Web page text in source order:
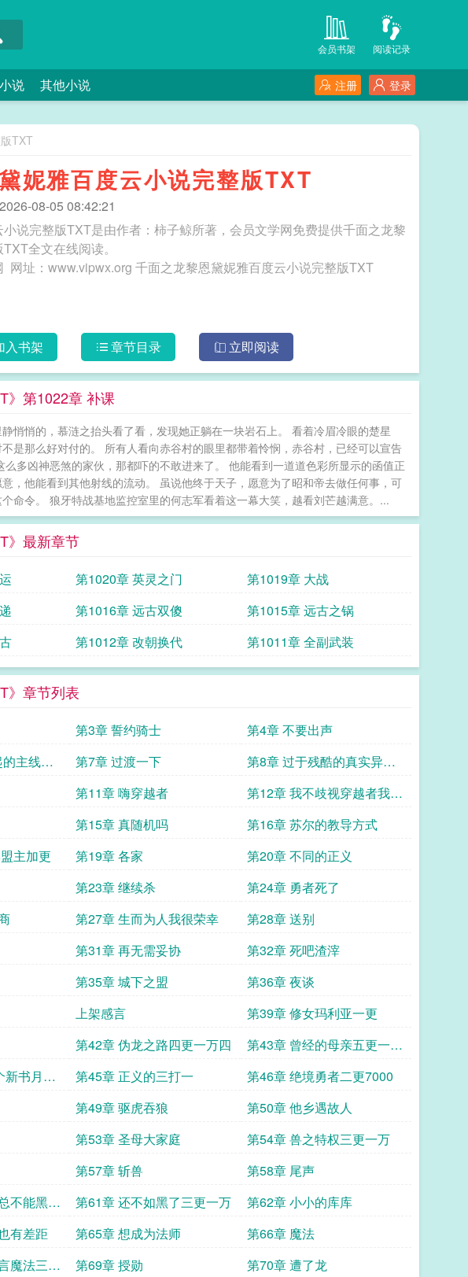
阅读记录
会员书架
说 其他小说 登录
注册
TXT
妮雅百度云小说完整版TXT
08-05 08:42:21
说完整版TXT是由作者：柿子鲸所著，会员文学网免费提供千面之龙黎
全文在线阅读。
三秒记住本站：会员文学网 网址：www.vipwx.org 千面之龙黎恩黛妮雅百度云小说完整版TXT
入书架 章节目录 立即阅读
》第1022章 补课
悄悄的，慕涟之抬头看了看，发现她正躺在一块岩石上。 看着冷眉冷眼的楚星
是那么好对付的。 所有人看向赤谷村的眼里都带着怜悯，赤谷村，已经可以宣告
多凶神恶煞的家伙，那都吓的不敢进来了。 他能看到一道道色彩所显示的函值正
，他能看到其他射线的流动。 虽说他终于天子，愿意为了昭和帝去做任何事，可
命令。 狼牙特战基地监控室里的何志军看着这一幕大笑，越看刘芒越满意。...
》最新章节
第1020章 英灵之门
第1019章 大战
第1016章 远古双傻
第1015章 远古之锅
第1012章 改朝换代 第1011章 全副武装
》章节列表
第3章 誓约骑士
第4章 不要出声
主线任
第7章 过渡一下
第8章 过于残酷的真实异世
界盟主加更
第11章 嗨穿越者
第12章 我不歧视穿越者我只
是讨厌李恩肃
第15章 真随机吗
第16章 苏尔的教导方式
主加更 第19章 各家
第20章 不同的正义
第23章 继续杀
第24章 勇者死了
第27章 生而为人我很荣幸
第28章 送别
第31章 再无需妥协
第32章 死吧渣滓
第35章 城下之盟
第36章 夜谈
上架感言
第39章 修女玛利亚一更
第42章 伪龙之路四更一万四
第43章 曾经的母亲五更一万
七
新书月票
第45章 正义的三打一
第46章 绝境勇者二更7000
第49章 驱虎吞狼
第50章 他乡遇故人
第53章 圣母大家庭
第54章 兽之特权三更一万
第57章 斩兽
第58章 尾声
不能黑了
第61章 还不如黑了三更一万
第62章 小小的库库
有差距 第65章 想成为法师
第66章 魔法
魔法三更
第69章 授勋
第70章 遭了龙